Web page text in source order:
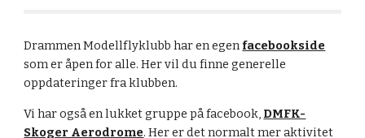
Drammen Modellflyklubb har en egen facebookside
som er åpen for alle. Her vil du finne generelle
oppdateringer fra klubben.
Vi har også en lukket gruppe på facebook, DMFK-
Skoger Aerodrome. Her er det normalt mer aktivitet